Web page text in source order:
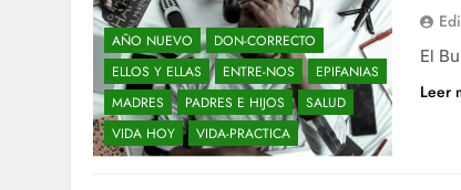
AÑO NUEVO
DON-CORRECTO
ELLOS Y ELLAS
ENTRE-NOS
EPIFANIAS
MADRES
PADRES E HIJOS
SALUD
VIDA HOY
VIDA-PRACTICA
El
Leer